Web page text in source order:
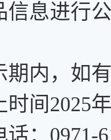
信息进行
，如有
间2025
0971-